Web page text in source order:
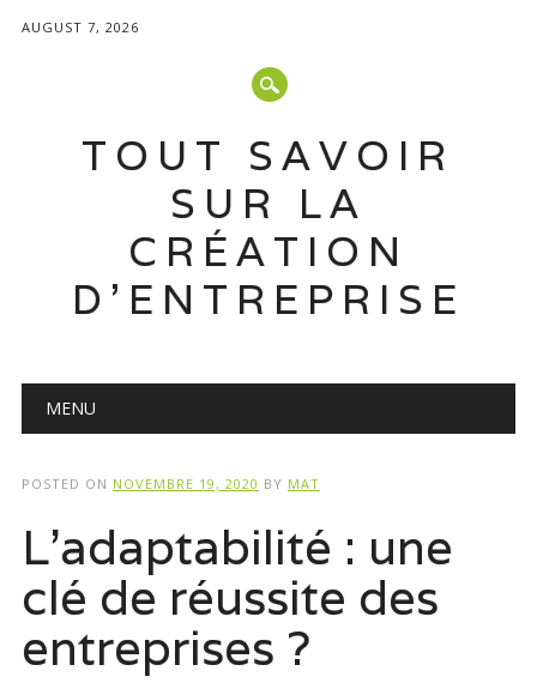
AUGUST 7, 2026
TOUT SAVOIR
SUR LA
CRÉATION
D'ENTREPRISE
Main menu
MENU
POSTED ON NOVEMBRE 19, 2020 BY MAT
L’adaptabilité : une
clé de réussite des
entreprises ?